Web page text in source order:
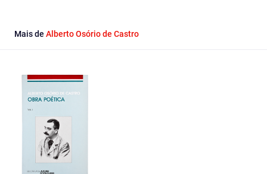
Mais de Alberto Osório de Castro